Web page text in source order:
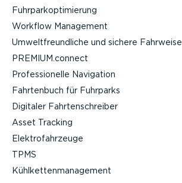
Fuhrpar­k­op­ti­mierung
Workflow Management
Umwelt­freund­liche und sichere Fahrweise
PREMIUM.connect
Profes­sio­nelle Navigation
Fahrtenbuch für Fuhrparks
Digitaler Fahrten­schreiber
Asset Tracking
Elektro­fahr­zeuge
TPMS
Kühlket­ten­ma­nagement